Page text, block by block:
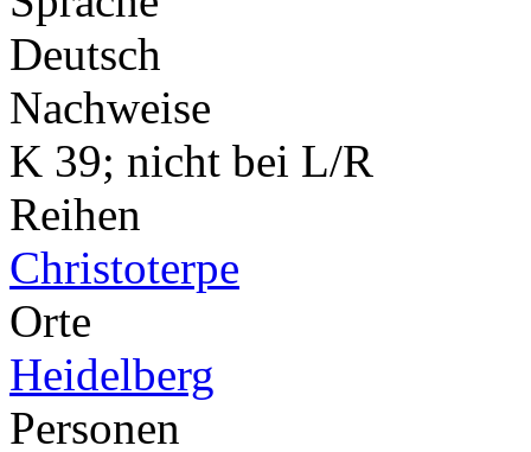
Deutsch
Nachweise
K 39; nicht bei L/R
Reihen
Christoterpe
Orte
Heidelberg
Personen